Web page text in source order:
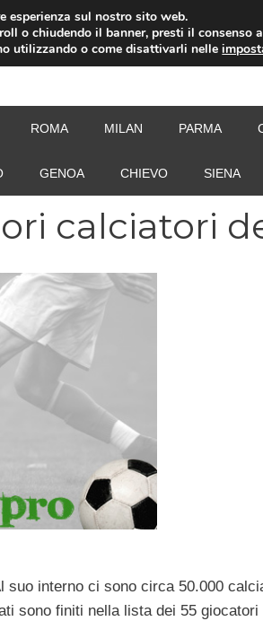
ROMA MILAN PARMA
GENOA CHIEVO SIENA
calciatori
suo interno ci sono circa 50.000
sono finiti nella lista dei 55
sul nostro sito web.
o chiudendo il banner, presti il consenso
utilizzando o come disattivarli nelle